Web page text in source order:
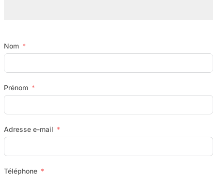
Nom
Prénom
Adresse e-mail
Téléphone